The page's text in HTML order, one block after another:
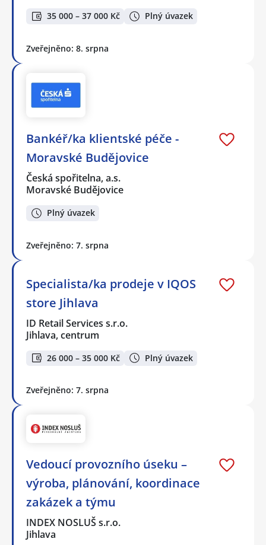
35 000 – 37 000 Kč Plný úvazek
Zveřejněno: 8. srpna
Bankéř/ka klientské péče -
Moravské Budějovice
Česká spořitelna, a.s.
Moravské Budějovice
Plný úvazek
Zveřejněno: 7. srpna
Specialista/ka prodeje v IQOS
store Jihlava
ID Retail Services s.r.o.
Jihlava, centrum
26 000 – 35 000 Kč Plný úvazek
Zveřejněno: 7. srpna
Vedoucí provozního úseku –
výroba, plánování, koordinace
zakázek a týmu
INDEX NOSLUŠ s.r.o.
Jihlava